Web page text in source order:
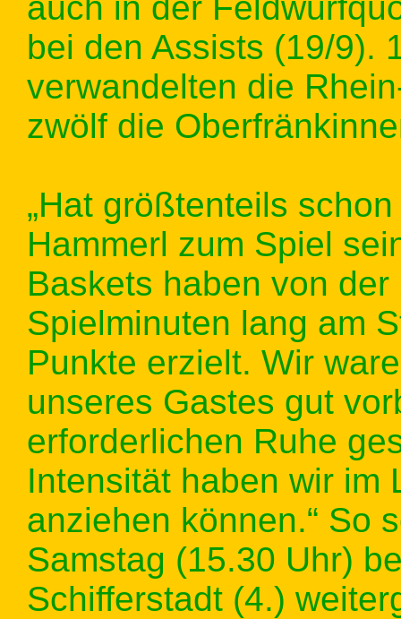
bei den Assists (19/9).
verwandelten die
zwölf die
„Hat größtenteils
Hammerl zum Spiel
Baskets haben von
Spielminuten lang am
Punkte erzielt. Wir
unseres Gastes gut
erforderlichen Ruhe
Intensität haben wir im
anziehen können.“ So
Samstag (15.30 Uhr)
Schifferstadt (4.)